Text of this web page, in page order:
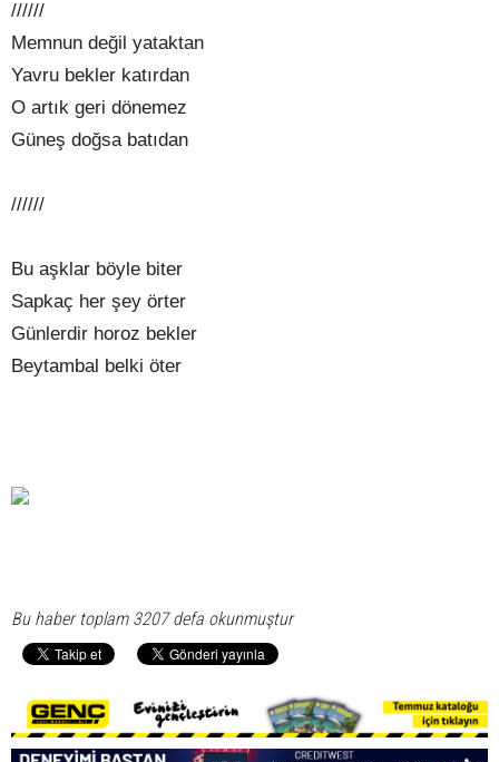
//////
Memnun değil yataktan
Yavru bekler katırdan
O artık geri dönemez
Güneş doğsa batıdan
//////
Bu aşklar böyle biter
Sapkaç her şey örter
Günlerdir horoz bekler
Beytambal belki öter
Bu haber toplam 3207 defa okunmuştur